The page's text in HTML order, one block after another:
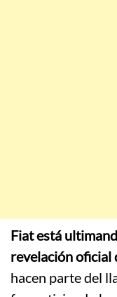
Fiat está
revelación oficial
hacen parte del